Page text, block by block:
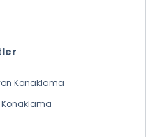
Konaklama
Konaklama